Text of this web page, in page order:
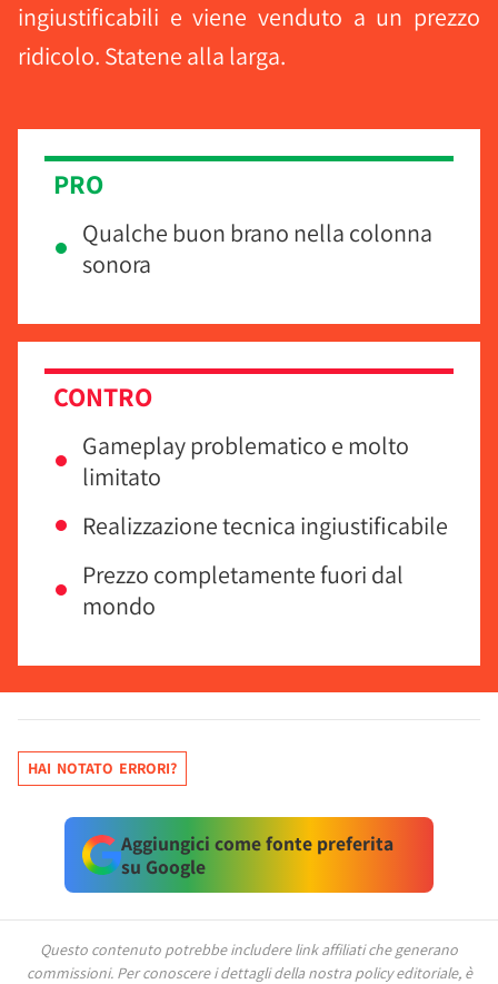
ingiustificabili e viene venduto a un prezzo
ridicolo. Statene alla larga.
PRO
Qualche buon brano nella colonna
sonora
CONTRO
Gameplay problematico e molto
limitato
Realizzazione tecnica ingiustificabile
Prezzo completamente fuori dal
mondo
HAI NOTATO ERRORI?
Aggiungici come fonte preferita
su Google
Questo contenuto potrebbe includere link affiliati che generano
commissioni. Per conoscere i dettagli della nostra policy editoriale, è